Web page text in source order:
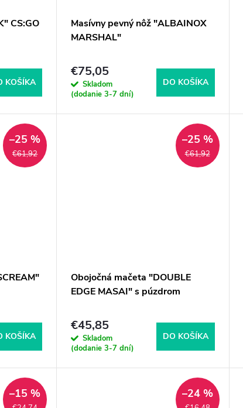
CS:GO
KOŠÍKA
Masívny pevný nôž "ALBAINOX
MARSHAL"
€75,05
Skladom
(dodanie 3-7 dní)
DO KOŠÍKA
€61,92
–25 %
KOŠÍKA
€61,92
–25 %
Obojočná mačeta "DOUBLE
EDGE MASAI" s púzdrom
€45,85
Skladom
(dodanie 3-7 dní)
DO KOŠÍKA
–15 % –24 %